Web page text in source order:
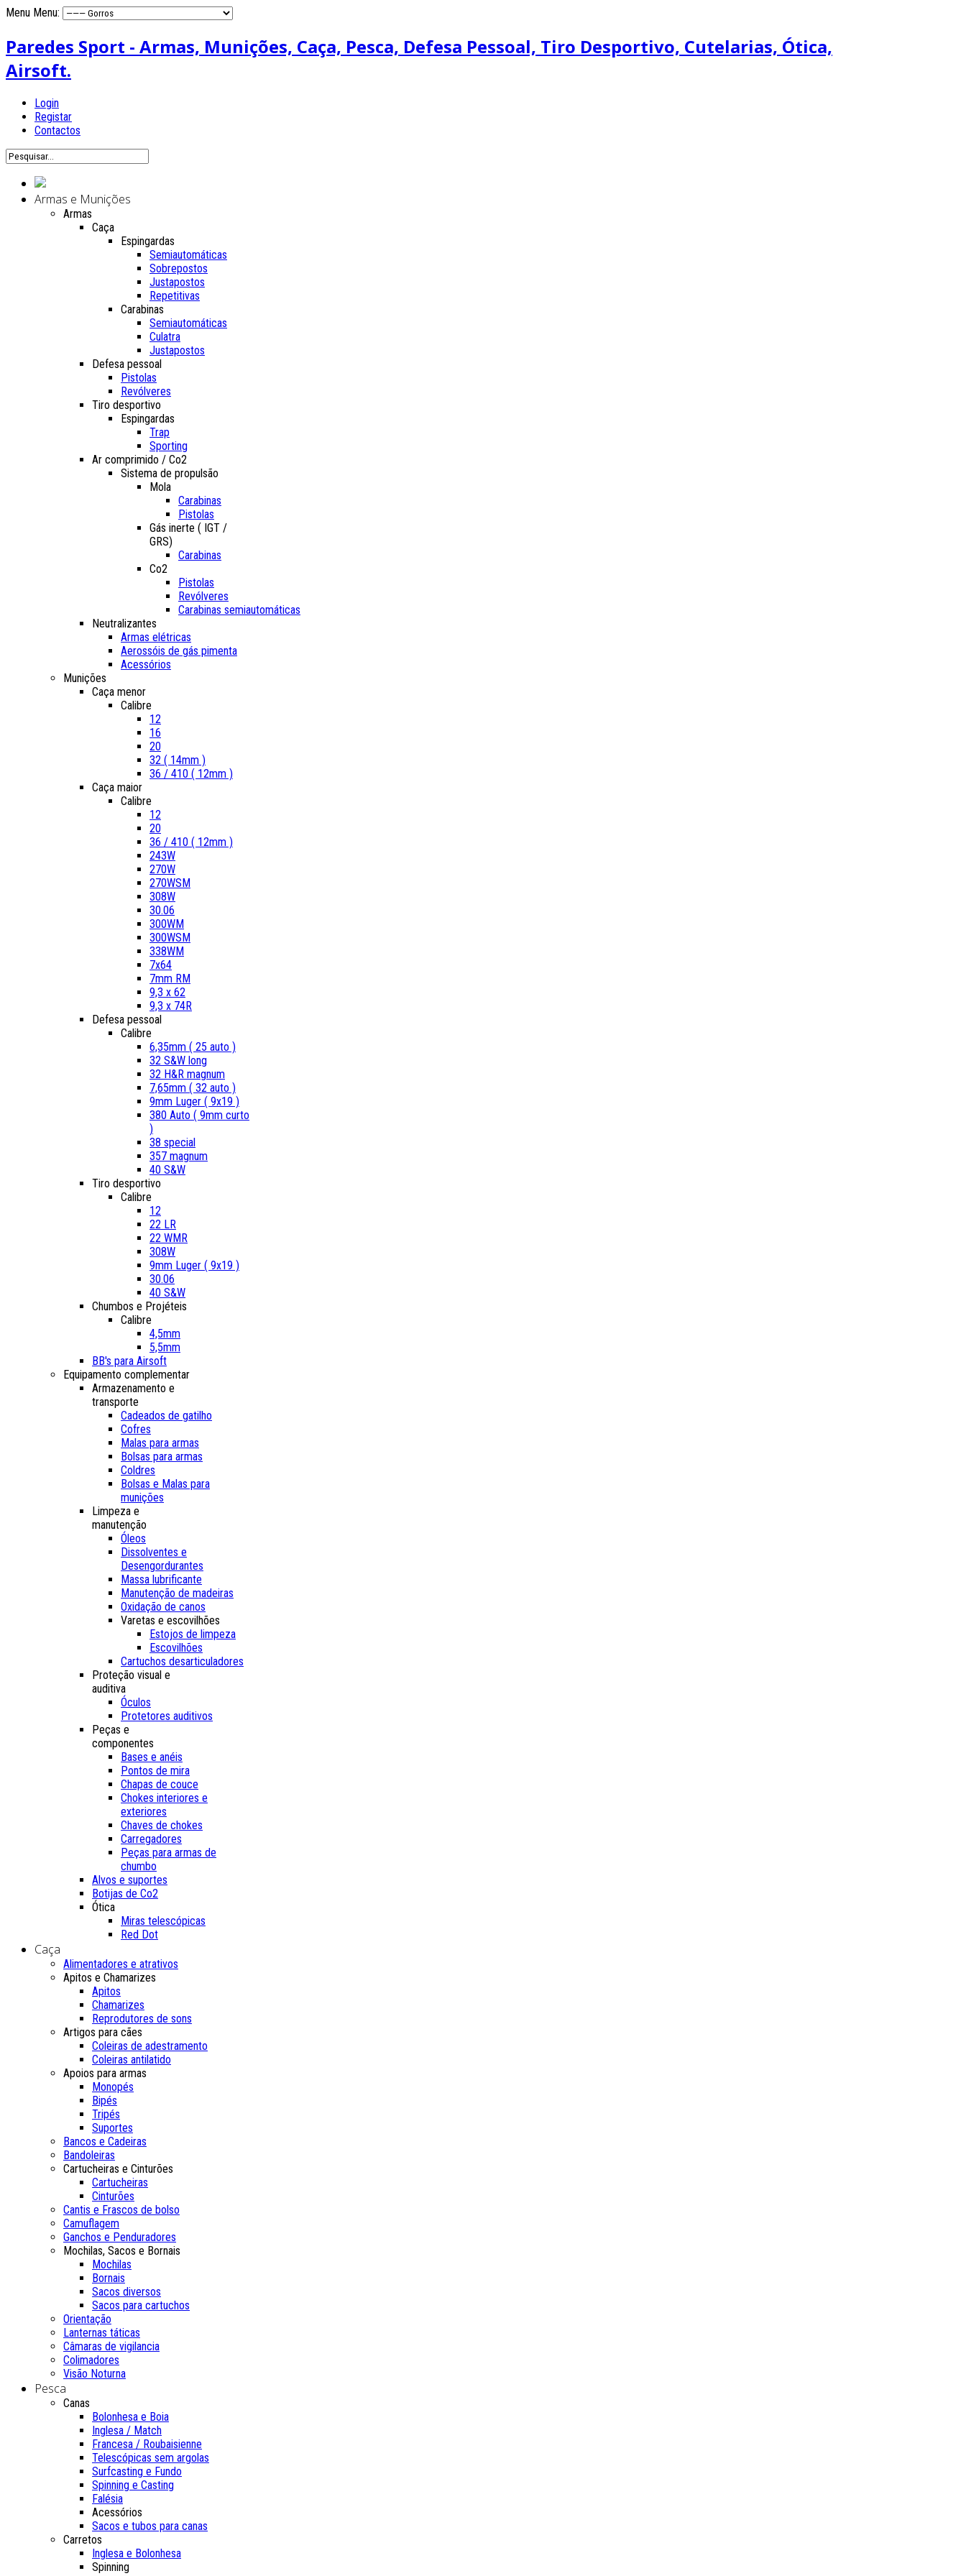
Menu Menu:
Paredes Sport - Armas, Munições, Caça, Pesca, Defesa Pessoal, Tiro Desportivo, Cutelarias, Ótica,
Airsoft.
Login
Registar
Contactos
Armas e Munições
Armas
Caça
Espingardas
Semiautomáticas
Sobrepostos
Justapostos
Repetitivas
Carabinas
Semiautomáticas
Culatra
Justapostos
Defesa pessoal
Pistolas
Revólveres
Tiro desportivo
Espingardas
Trap
Sporting
Ar comprimido / Co2
Sistema de propulsão
Mola
Carabinas
Pistolas
Gás inerte ( IGT /
GRS)
Carabinas
Co2
Pistolas
Revólveres
Carabinas semiautomáticas
Neutralizantes
Armas elétricas
Aerossóis de gás pimenta
Acessórios
Munições
Caça menor
Calibre
12
16
20
32 ( 14mm )
36 / 410 ( 12mm )
Caça maior
Calibre
12
20
36 / 410 ( 12mm )
243W
270W
270WSM
308W
30.06
300WM
300WSM
338WM
7x64
7mm RM
9,3 x 62
9,3 x 74R
Defesa pessoal
Calibre
6,35mm ( 25 auto )
32 S&W long
32 H&R magnum
7,65mm ( 32 auto )
9mm Luger ( 9x19 )
380 Auto ( 9mm curto
)
38 special
357 magnum
40 S&W
Tiro desportivo
Calibre
12
22 LR
22 WMR
308W
9mm Luger ( 9x19 )
30.06
40 S&W
Chumbos e Projéteis
Calibre
4,5mm
5,5mm
BB's para Airsoft
Equipamento complementar
Armazenamento e
transporte
Cadeados de gatilho
Cofres
Malas para armas
Bolsas para armas
Coldres
Bolsas e Malas para
munições
Limpeza e
manutenção
Óleos
Dissolventes e
Desengordurantes
Massa lubrificante
Manutenção de madeiras
Oxidação de canos
Varetas e escovilhões
Estojos de limpeza
Escovilhões
Cartuchos desarticuladores
Proteção visual e
auditiva
Óculos
Protetores auditivos
Peças e
componentes
Bases e anéis
Pontos de mira
Chapas de couce
Chokes interiores e
exteriores
Chaves de chokes
Carregadores
Peças para armas de
chumbo
Alvos e suportes
Botijas de Co2
Ótica
Miras telescópicas
Red Dot
Caça
Alimentadores e atrativos
Apitos e Chamarizes
Apitos
Chamarizes
Reprodutores de sons
Artigos para cães
Coleiras de adestramento
Coleiras antilatido
Apoios para armas
Monopés
Bipés
Tripés
Suportes
Bancos e Cadeiras
Bandoleiras
Cartucheiras e Cinturões
Cartucheiras
Cinturões
Cantis e Frascos de bolso
Camuflagem
Ganchos e Penduradores
Mochilas, Sacos e Bornais
Mochilas
Bornais
Sacos diversos
Sacos para cartuchos
Orientação
Lanternas táticas
Câmaras de vigilancia
Colimadores
Visão Noturna
Pesca
Canas
Bolonhesa e Boia
Inglesa / Match
Francesa / Roubaisienne
Telescópicas sem argolas
Surfcasting e Fundo
Spinning e Casting
Falésia
Acessórios
Sacos e tubos para canas
Carretos
Inglesa e Bolonhesa
Spinning